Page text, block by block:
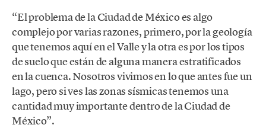
“El problema de la Ciudad de México es algo
complejo por varias razones, primero, por la geología
que tenemos aquí en el Valle y la otra es por los tipos
de suelo que están de alguna manera estratificados
en la cuenca. Nosotros vivimos en lo que antes fue un
lago, pero si ves las zonas sísmicas tenemos una
cantidad muy importante dentro de la Ciudad de
México”.